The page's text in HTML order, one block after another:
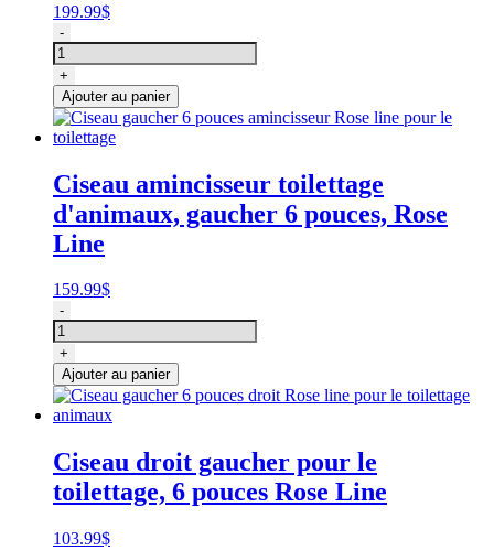
199.99$
quantité
de
Ciseau
amincisseur
de
toilettage
46
Kenchii
Five
Star
gaucher
-
+
Ajouter au panier
Ciseau amincisseur toilettage
d'animaux, gaucher 6 pouces, Rose
Line
159.99$
quantité
de
Ciseau
gaucher
6
pouces
amincisseur
Rose
line
pour
le
toilettage
-
+
Ajouter au panier
Ciseau droit gaucher pour le
toilettage, 6 pouces Rose Line
103.99$